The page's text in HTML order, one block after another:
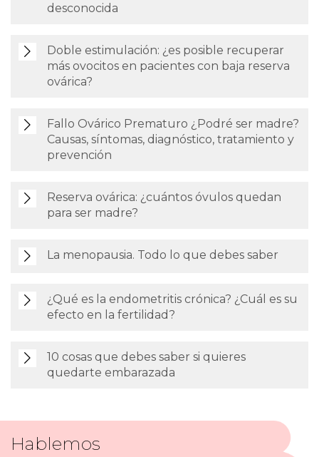
desconocida
Doble estimulación: ¿es posible recuperar
más ovocitos en pacientes con baja reserva
ovárica?
Fallo Ovárico Prematuro ¿Podré ser madre?
Causas, síntomas, diagnóstico, tratamiento y
prevención
Reserva ovárica: ¿cuántos óvulos quedan
para ser madre?
La menopausia. Todo lo que debes saber
¿Qué es la endometritis crónica? ¿Cuál es su
efecto en la fertilidad?
10 cosas que debes saber si quieres
quedarte embarazada
Hablemos